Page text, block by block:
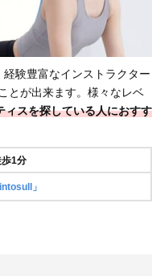
経験豊富なインストラクター
とが出来ます。様々なレベ
ィスを探している人におすす
1分
」